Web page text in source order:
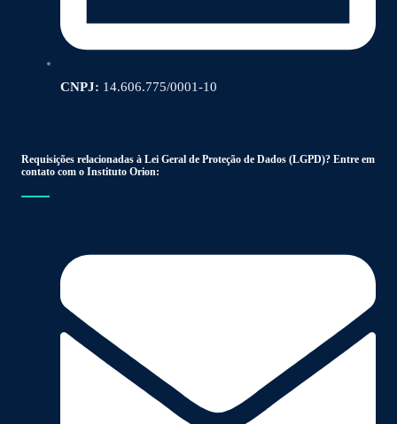
CNPJ: 14.606.775/0001-10
Requisições relacionadas à Lei Geral de Proteção de Dados (LGPD)? Entre em
contato com o Instituto Orion: